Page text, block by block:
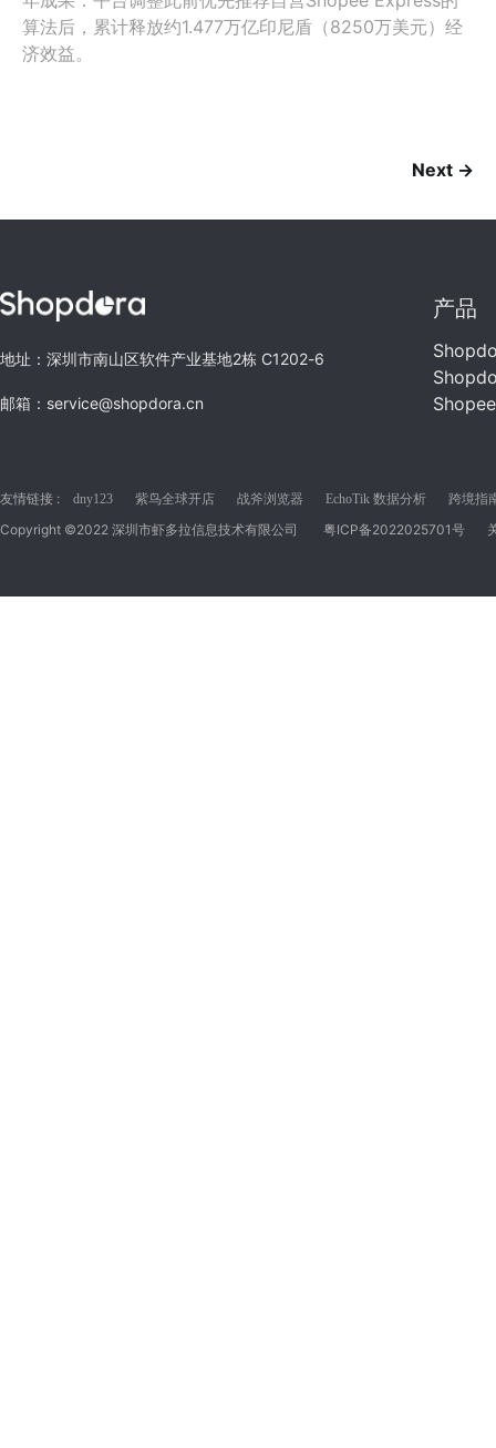
算法后，累计释放约1.477万亿印尼盾（8250万美元）经
济效益。
Next →
地址：深圳市南山区软件产业基地2栋 C1202-6
邮箱：service@shopdora.cn
产品
友情链接 : dny123 紫鸟全球开店 战斧浏览器 EchoTik 数据分析 跨境指
Copyright ©2022 深圳市虾多拉信息技术有限公司 粤ICP备2022025701号